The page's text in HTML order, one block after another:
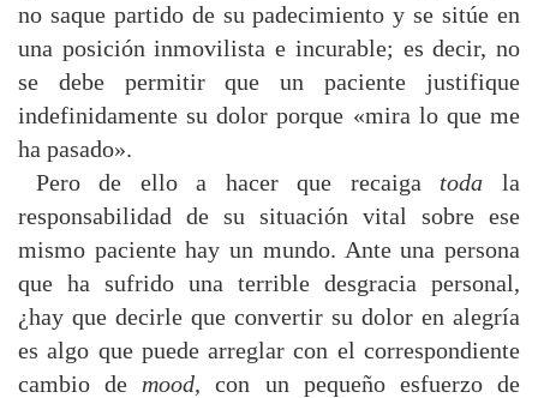
no saque partido de su padecimiento y se sitúe en
una posición inmovilista e incurable; es decir, no
se debe permitir que un paciente justifique
indefinidamente su dolor porque «mira lo que me
ha pasado».
Pero de ello a hacer que recaiga toda la
responsabilidad de su situación vital sobre ese
mismo paciente hay un mundo. Ante una persona
que ha sufrido una terrible desgracia personal,
¿hay que decirle que convertir su dolor en alegría
es algo que puede arreglar con el correspondiente
cambio de mood, con un pequeño esfuerzo de